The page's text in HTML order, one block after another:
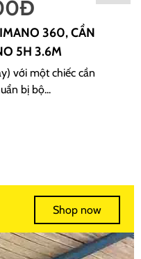
Đ
360, CẦN
5H 3.6M
với một chiếc cần
bị bộ...
Shop now